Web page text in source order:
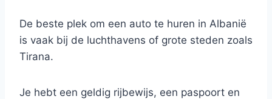
De beste plek om een auto te huren in Albanië
is vaak bij de luchthavens of grote steden zoals
Tirana.
Je hebt een geldig rijbewijs, een paspoort en